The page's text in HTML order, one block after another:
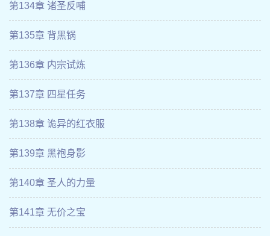
第134章 诸圣反哺
第135章 背黑锅
第136章 内宗试炼
第137章 四星任务
第138章 诡异的红衣服
第139章 黑袍身影
第140章 圣人的力量
第141章 无价之宝